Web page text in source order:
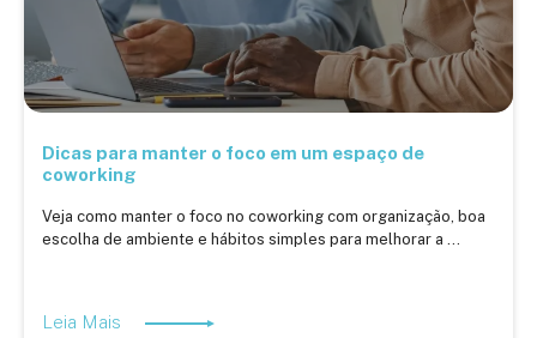
Dicas para manter o foco em um espaço de
coworking
Veja como manter o foco no coworking com organização, boa
escolha de ambiente e hábitos simples para melhorar a ...
Leia Mais